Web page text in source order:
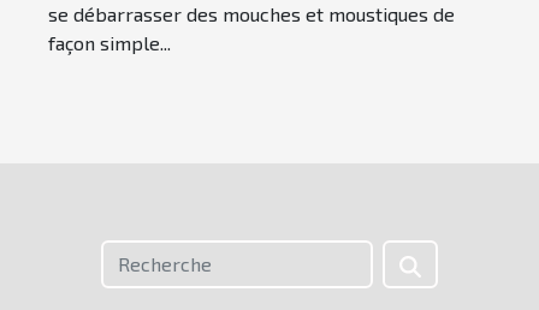
se débarrasser des mouches et moustiques de
façon simple...